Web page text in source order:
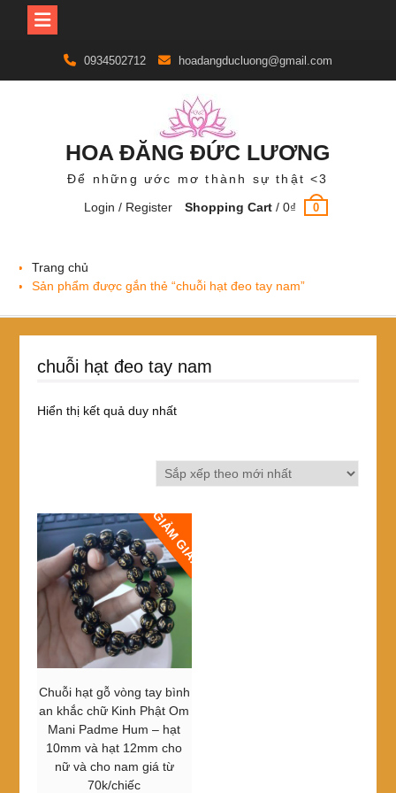
content
0934502712 hoadangducluong@gmail.com
HOA ĐĂNG ĐỨC LƯƠNG
Để những ước mơ thành sự thật <3
Login / Register
Shopping Cart /0₫ 0
Trang chủ
Sản phẩm được gắn thẻ “chuỗi hạt đeo tay nam”
chuỗi hạt đeo tay nam
Hiển thị kết quả duy nhất
GIẢM GIÁ!
Chuỗi hạt gỗ vòng tay bình
an khắc chữ Kinh Phật Om
Mani Padme Hum – hạt
10mm và hạt 12mm cho
nữ và cho nam giá từ
70k/chiếc